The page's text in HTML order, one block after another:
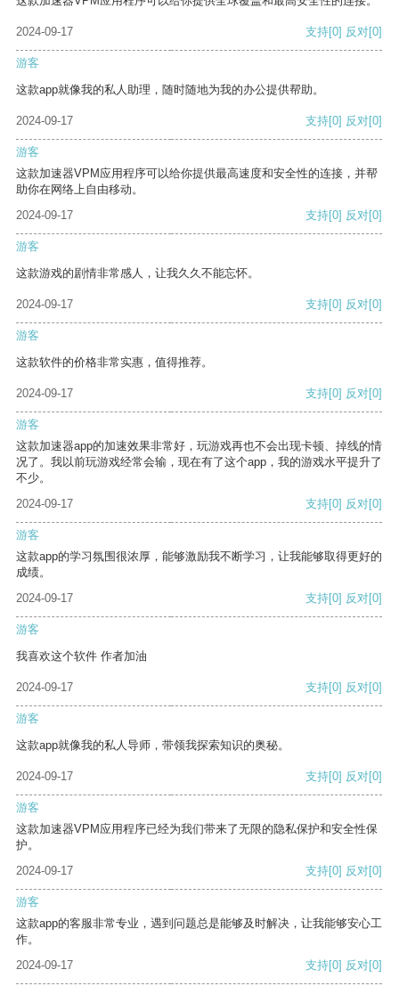
2024-09-17 支持[0] 反对[0]
游客
这款app就像我的私人助理，随时随地为我的办公提供帮助。
2024-09-17 支持[0] 反对[0]
游客
这款加速器VPM应用程序可以给你提供最高速度和安全性的连接，并帮
助你在网络上自由移动。
2024-09-17
支持[0] 反对[0]
游客
这款游戏的剧情非常感人，让我久久不能忘怀。
2024-09-17 支持[0] 反对[0]
游客
这款软件的价格非常实惠，值得推荐。
2024-09-17 支持[0] 反对[0]
游客
这款加速器app的加速效果非常好，玩游戏再也不会出现卡顿、掉线的情
况了。我以前玩游戏经常会输，现在有了这个app，我的游戏水平提升了
不少。
2024-09-17
支持[0] 反对[0]
游客
这款app的学习氛围很浓厚，能够激励我不断学习，让我能够取得更好的
成绩。
2024-09-17
支持[0] 反对[0]
游客
我喜欢这个软件 作者加油
2024-09-17 支持[0] 反对[0]
游客
这款app就像我的私人导师，带领我探索知识的奥秘。
2024-09-17 支持[0] 反对[0]
游客
这款加速器VPM应用程序已经为我们带来了无限的隐私保护和安全性保
护。
2024-09-17
支持[0] 反对[0]
游客
这款app的客服非常专业，遇到问题总是能够及时解决，让我能够安心工
作。
2024-09-17
支持[0] 反对[0]